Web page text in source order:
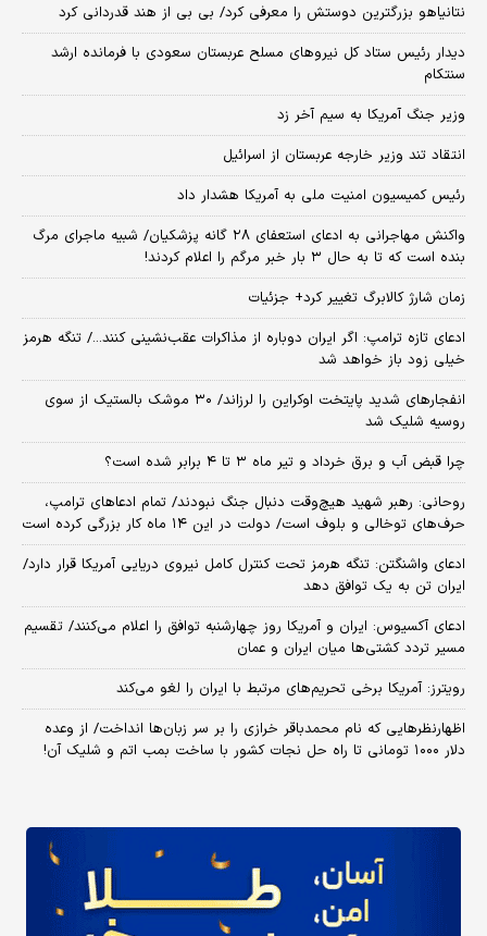
نتانیاهو بزرگترین دوستش را معرفی کرد/ بی بی از هند قدردانی کرد
دیدار رئیس ستاد کل نیروهای مسلح عربستان سعودی با فرمانده ارشد
سنتکام
وزیر جنگ آمریکا به سیم آخر زد
انتقاد تند وزیر خارجه عربستان از اسرائیل
رئیس کمیسیون امنیت ملی به آمریکا هشدار داد
واکنش مهاجرانی به ادعای استعفای ۲۸ گانه پزشکیان/ شبیه ماجرای مرگ
بنده است که تا به حال ۳ بار خبر مرگم را اعلام کردند!
زمان شارژ کالابرگ تغییر کرد+ جزئیات
ادعای تازه ترامپ: اگر ایران دوباره از مذاکرات عقب‌نشینی کنند.../ تنگه هرمز
خیلی زود باز خواهد شد
انفجارهای شدید پایتخت اوکراین را لرزاند/ ۳۰ موشک بالستیک از سوی
روسیه شلیک شد
چرا قبض آب و برق خرداد و تیر ماه ۳ تا ۴ برابر شده است؟
روحانی: رهبر شهید هیچ‌وقت دنبال جنگ نبودند/ تمام ادعاهای ترامپ،
حرف‌های توخالی و بلوف است/ دولت در این ۱۴ ماه کار بزرگی کرده است
ادعای واشنگتن: تنگه هرمز تحت کنترل کامل نیروی دریایی آمریکا قرار دارد/
ایران تن به یک توافق دهد
ادعای آکسیوس: ایران و آمریکا روز چهارشنبه توافق را اعلام می‌کنند/ تقسیم
مسیر تردد کشتی‌ها میان ایران و عمان
رویترز: آمریکا برخی تحریم‌های مرتبط با ایران را لغو می‌کند
اظهارنظرهایی که نام محمدباقر خرازی را بر سر زبان‌ها انداخت/ از وعده
دلار ۱۰۰۰ تومانی تا راه حل نجات کشور با ساخت بمب اتم و شلیک آن!